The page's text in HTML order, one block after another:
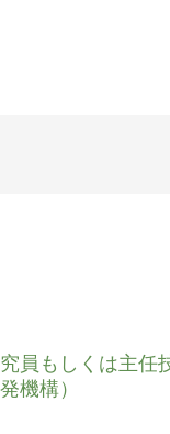
員もしくは主任
機構）